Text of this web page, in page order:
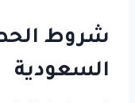
شروط
السعودية